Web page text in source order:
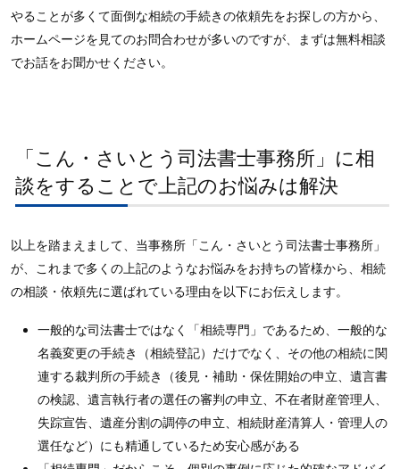
やることが多くて面倒な相続の手続きの依頼先をお探しの方から、
ホームページを見てのお問合わせが多いのですが、まずは無料相談
でお話をお聞かせください。
「こん・さいとう司法書士事務所」に相
談をすることで上記のお悩みは解決
以上を踏まえまして、当事務所「こん・さいとう司法書士事務所」
が、これまで多くの上記のようなお悩みをお持ちの皆様から、相続
の相談・依頼先に選ばれている理由を以下にお伝えします。
一般的な司法書士ではなく「相続専門」であるため、一般的な
名義変更の手続き（相続登記）だけでなく、その他の相続に関
連する裁判所の手続き（後見・補助・保佐開始の申立、遺言書
の検認、遺言執行者の選任の審判の申立、不在者財産管理人、
失踪宣告、遺産分割の調停の申立、相続財産清算人・管理人の
選任など）にも精通しているため安心感がある